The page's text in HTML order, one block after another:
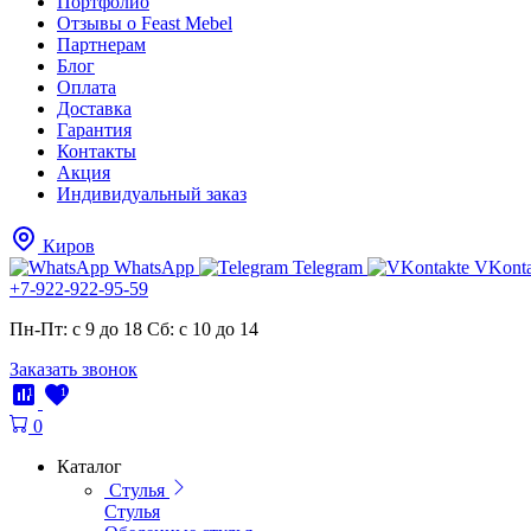
Отзывы о Feast Mebel
Партнерам
Блог
Оплата
Доставка
Гарантия
Контакты
Акция
Индивидуальный заказ
Киров
WhatsApp
Telegram
+7-922-922-95-59
Пн-Пт: с 9 до 18 Cб: с 10 до 14
Заказать звонок
1 1
0
Каталог
Стулья
Стулья